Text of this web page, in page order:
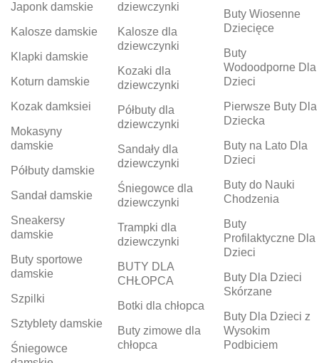
Japonk damskie
Kalosze damskie
Klapki damskie
Koturn damskie
Kozak damksiei
Mokasyny
damskie
Półbuty damskie
Sandał damskie
Sneakersy
damskie
Buty sportowe
damskie
Szpilki
Sztyblety damskie
Śniegowce
dziewczynki
Kalosze dla
dziewczynki
Kozaki dla
dziewczynki
Półbuty dla
dziewczynki
Sandały dla
dziewczynki
Śniegowce dla
dziewczynki
Trampki dla
dziewczynki
BUTY DLA
CHŁOPCA
Botki dla chłopca
Buty zimowe dla
chłopca
Buty Wiosenne
Dziecięce
Buty
Wodoodporne Dla
Dzieci
Pierwsze Buty Dla
Dziecka
Buty na Lato Dla
Dzieci
Buty do Nauki
Chodzenia
Buty
Profilaktyczne Dla
Dzieci
Buty Dla Dzieci
Skórzane
Buty Dla Dzieci z
Wysokim
Podbiciem